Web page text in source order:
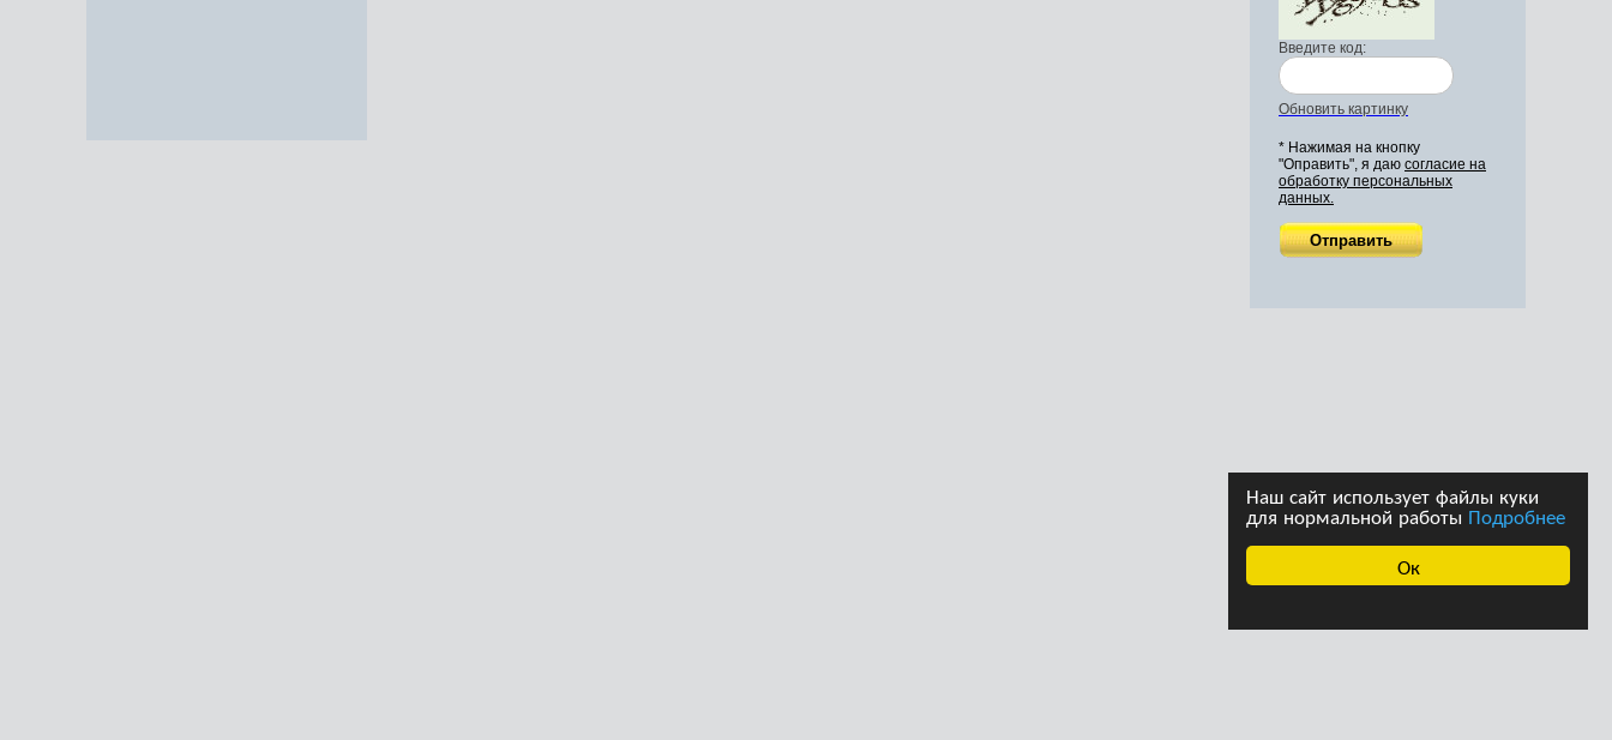
Ок
Наш сайт использует файлы куки
для нормальной работы Подробнее
Введите код:
Обновить картинку
* Нажимая на кнопку
"Оправить", я даю согласие на
обработку персональных
данных.